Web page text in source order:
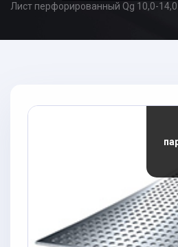
Лист перфорированный Qg 10,0-